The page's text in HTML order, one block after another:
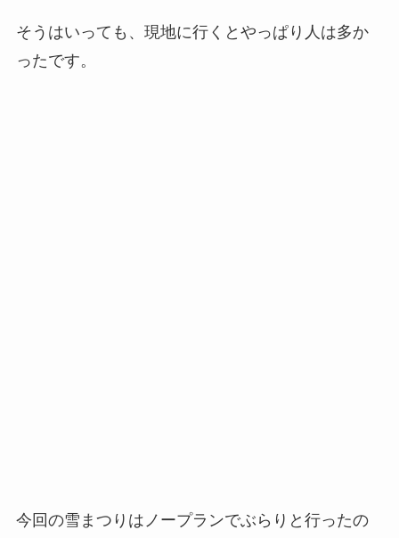
そうはいっても、現地に行くとやっぱり人は多か
ったです。
今回の雪まつりはノープランでぶらりと行ったの